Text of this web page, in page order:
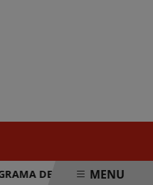
DE COMPRAS NOMENU